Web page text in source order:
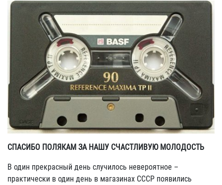
СПАСИБО ПОЛЯКАМ ЗА НАШУ СЧАСТЛИВУЮ МОЛОДОСТЬ
В один прекрасный день случилось невероятное –
практически в один день в магазинах СССР появились